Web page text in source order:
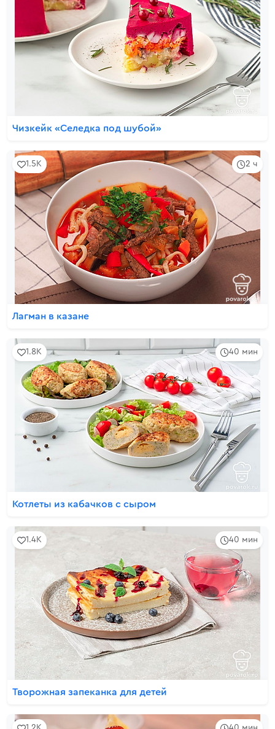
Чизкейк «Селедка под шубой»
2 ч
1.5K
Лагман в казане
40 мин
1.8K
Котлеты из кабачков с сыром
40 мин
1.4K
Творожная запеканка для детей